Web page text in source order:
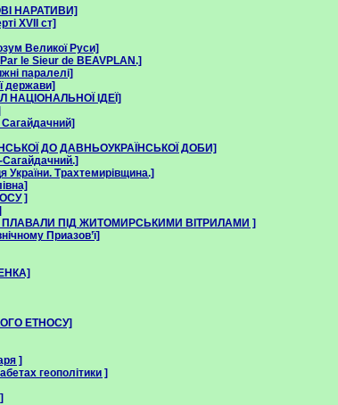
НАРАТИВИ]
ХVII ст]
Великої Руси]
le Sieur de BEAVPLAN.]
паралелі]
держави]
ІДЕЇ]
ДО ДАВНЬОУКРАЇНСЬКОЇ ДОБИ]
України. Трахтемирівщина.]
]
ПІД ЖИТОМИРСЬКИМИ ВІТРИЛАМИ ]
Приазов’ї]
EТНОСУ]
]
геополiтики ]